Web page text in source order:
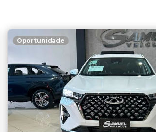
Oportunidade